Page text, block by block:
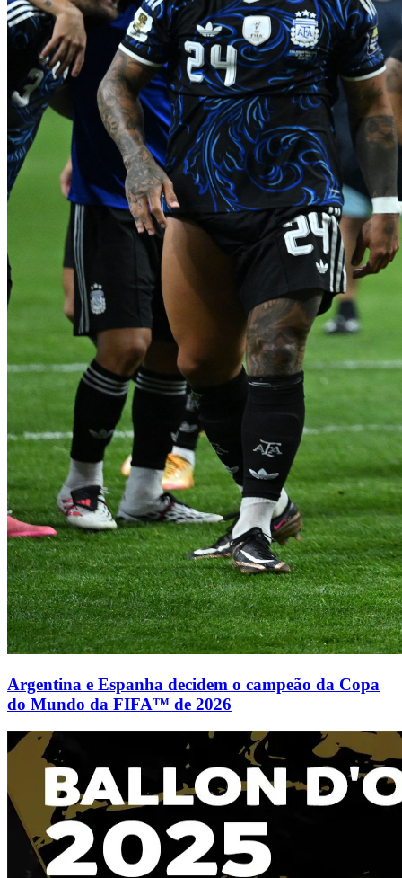
Argentina e Espanha decidem o campeão da Copa
do Mundo da FIFA™ de 2026